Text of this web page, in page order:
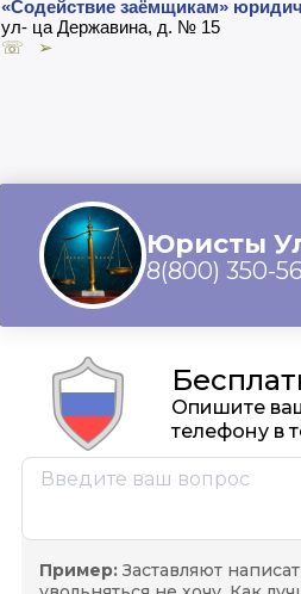
«Содействие заёмщикам»
ул- ца Державина, д. № 15
☏ ➢